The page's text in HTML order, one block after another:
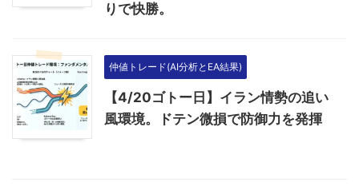
りで快勝。
仲値トレード(AI分析とEA結果)
【4/20ゴトー日】イラン情勢の追い
風環境。ドテン微損で防御力を発揮